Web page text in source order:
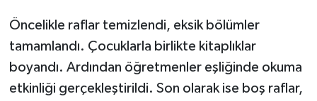
Öncelikle raflar temizlendi, eksik bölümler
tamamlandı. Çocuklarla birlikte kitaplıklar
boyandı. Ardından öğretmenler eşliğinde okuma
etkinliği gerçekleştirildi. Son olarak ise boş raflar,